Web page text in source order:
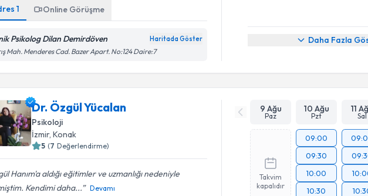
1 Online Görüşme
Psikolog Dilan Demirdöven Haritada Göster
Mah. Menderes Cad. Bazer Apart. No:124 Daire:7
Daha Fazla
Dr. Özgül Yücalan
Psikoloji
İzmir, Konak
5 (7 Değerlendirme)
Hanım'a aldığı eğitimler ve uzmanlığı nedeniyle
Kendimi daha...
Devamı
9 Ağu
Paz
10 Ağu
Pzt
11
Sal
Takvim
kapalıdır
09:00
09:30
10:00
10:30